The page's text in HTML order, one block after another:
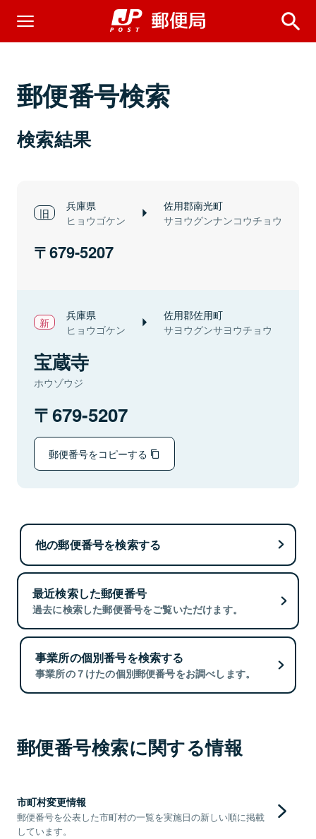
郵便番号検索
検索結果
兵庫県
ヒョウゴケン
佐用郡南光町
サヨウグンナンコウチョウ
679-5207
兵庫県
ヒョウゴケン
佐用郡佐用町
サヨウグンサヨウチョウ
宝蔵寺
ホウゾウジ
679-5207
郵便番号をコピーする
他の郵便番号を検索する
最近検索した郵便番号
過去に検索した郵便番号をご覧いただけます。
事業所の個別番号を検索する
事業所の７けたの個別郵便番号をお調べします。
郵便番号検索に関する情報
市町村変更情報
郵便番号を公表した市町村の一覧を実施日の新しい順に掲載
しています。